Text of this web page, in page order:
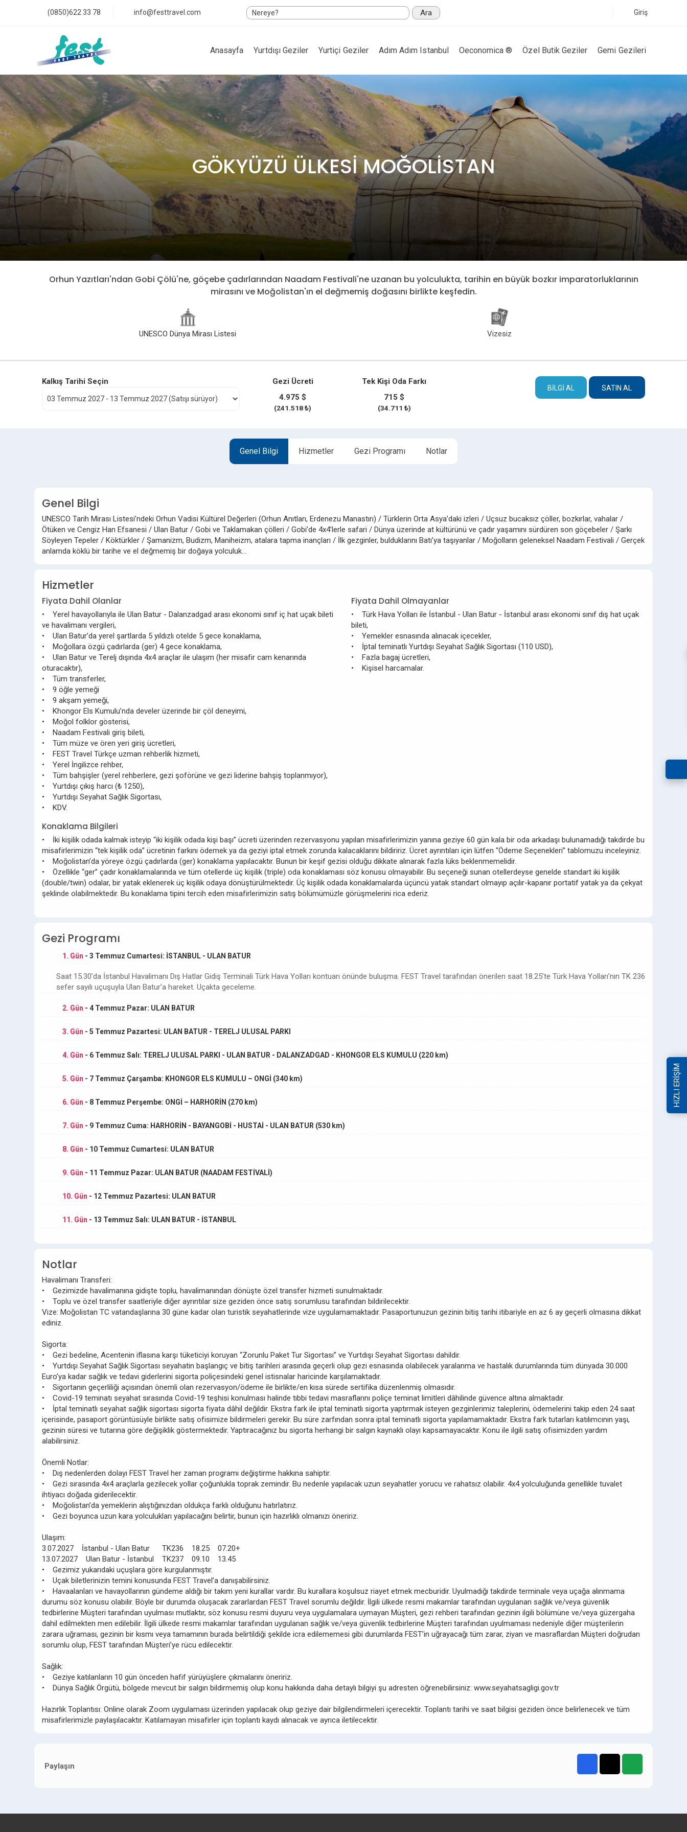
(0850)622 33 78 info@festtravel.com Ara Giriş
Anasayfa Yurtdışı Geziler Yurtiçi Geziler Adım Adım Istanbul Oeconomica ® Özel Butik Geziler Gemi Gezileri
GÖKYÜZÜ ÜLKESİ MOĞOLİSTAN
Orhun Yazıtları'ndan Gobi Çölü'ne, göçebe çadırlarından Naadam Festivali'ne uzanan bu yolculukta, tarihin en büyük bozkır imparatorluklarının
mirasını ve Moğolistan'ın el değmemiş doğasını birlikte keşfedin.
UNESCO Dünya Mirası Listesi Vizesiz
Kalkış Tarihi Seçin
Gezi Ücreti
4.975 $
(241.518 ₺)
Tek Kişi Oda Farkı
715 $
(34.711 ₺)
BILGI AL SATIN AL
Genel Bilgi Hizmetler Gezi Programı Notlar
Genel Bilgi
UNESCO Tarih Mirası Listesi’ndeki Orhun Vadisi Kültürel Değerleri (Orhun Anıtları, Erdenezu Manastırı) / Türklerin Orta Asya’daki izleri / Uçsuz bucaksız çöller, bozkırlar, vahalar /
Ötüken ve Cengiz Han Efsanesi / Ulan Batur / Gobi ve Taklamakan çölleri / Gobi’de 4x4’lerle safari / Dünya üzerinde at kültürünü ve çadır yaşamını sürdüren son göçebeler / Şarkı
Söyleyen Tepeler / Köktürkler / Şamanizm, Budizm, Maniheizm, atalara tapma inançları / İlk gezginler, bulduklarını Batı’ya taşıyanlar / Moğolların geleneksel Naadam Festivali / Gerçek
anlamda köklü bir tarihe ve el değmemiş bir doğaya yolculuk…
Hizmetler
Fiyata Dahil Olanlar
• Yerel havayollarıyla ile Ulan Batur - Dalanzadgad arası ekonomi sınıf iç hat uçak bileti
ve havalimanı vergileri,
• Ulan Batur’da yerel şartlarda 5 yıldızlı otelde 5 gece konaklama,
• Moğollara özgü çadırlarda (ger) 4 gece konaklama,
• Ulan Batur ve Terelj dışında 4x4 araçlar ile ulaşım (her misafir cam kenarında
oturacaktır),
• Tüm transferler,
• 9 öğle yemeği
• 9 akşam yemeği,
• Khongor Els Kumulu’nda develer üzerinde bir çöl deneyimi,
• Moğol folklor gösterisi,
• Naadam Festivali giriş bileti,
• Tüm müze ve ören yeri giriş ücretleri,
• FEST Travel Türkçe uzman rehberlik hizmeti,
• Yerel İngilizce rehber,
• Tüm bahşişler (yerel rehberlere, gezi şoförüne ve gezi liderine bahşiş toplanmıyor),
• Yurtdışı çıkış harcı (₺ 1250),
• Yurtdışı Seyahat Sağlık Sigortası,
• KDV.
Fiyata Dahil Olmayanlar
• Türk Hava Yolları ile İstanbul - Ulan Batur - İstanbul arası ekonomi sınıf dış hat uçak
bileti,
• Yemekler esnasında alınacak içecekler,
• İptal teminatlı Yurtdışı Seyahat Sağlık Sigortası (110 USD),
• Fazla bagaj ücretleri,
• Kişisel harcamalar.
Konaklama Bilgileri
• İki kişilik odada kalmak isteyip “iki kişilik odada kişi başı” ücreti üzerinden rezervasyonu yapılan misafirlerimizin yanına geziye 60 gün kala bir oda arkadaşı bulunamadığı takdirde bu
misafirlerimizin “tek kişilik oda” ücretinin farkını ödemek ya da geziyi iptal etmek zorunda kalacaklarını bildiririz. Ücret ayrıntıları için lütfen “Ödeme Seçenekleri” tablomuzu inceleyiniz.
• Moğolistan’da yöreye özgü çadırlarda (ger) konaklama yapılacaktır. Bunun bir keşif gezisi olduğu dikkate alınarak fazla lüks beklenmemelidir.
• Özellikle “ger” çadır konaklamalarında ve tüm otellerde üç kişilik (triple) oda konaklaması söz konusu olmayabilir. Bu seçeneği sunan otellerdeyse genelde standart iki kişilik
(double/twin) odalar, bir yatak eklenerek üç kişilik odaya dönüştürülmektedir. Üç kişilik odada konaklamalarda üçüncü yatak standart olmayıp açılır-kapanır portatif yatak ya da çekyat
şeklinde olabilmektedir. Bu konaklama tipini tercih eden misafirlerimizin satış bölümümüzle görüşmelerini rica ederiz.
Gezi Programı
1. Gün - 3 Temmuz Cumartesi: İSTANBUL - ULAN BATUR
Saat 15.30’da İstanbul Havalimanı Dış Hatlar Gidiş Terminali Türk Hava Yolları kontuarı önünde buluşma. FEST Travel tarafından önerilen saat 18.25’te Türk Hava Yolları’nın TK 236
sefer sayılı uçuşuyla Ulan Batur’a hareket. Uçakta geceleme.
2. Gün - 4 Temmuz Pazar: ULAN BATUR
3. Gün - 5 Temmuz Pazartesi: ULAN BATUR - TERELJ ULUSAL PARKI
4. Gün - 6 Temmuz Salı: TERELJ ULUSAL PARKI - ULAN BATUR - DALANZADGAD - KHONGOR ELS KUMULU (220 km)
5. Gün - 7 Temmuz Çarşamba: KHONGOR ELS KUMULU – ONGİ (340 km)
6. Gün - 8 Temmuz Perşembe: ONGİ – HARHORİN (270 km)
7. Gün - 9 Temmuz Cuma: HARHORİN - BAYANGOBİ - HUSTAİ - ULAN BATUR (530 km)
8. Gün - 10 Temmuz Cumartesi: ULAN BATUR
9. Gün - 11 Temmuz Pazar: ULAN BATUR (NAADAM FESTİVALİ)
10. Gün - 12 Temmuz Pazartesi: ULAN BATUR
11. Gün - 13 Temmuz Salı: ULAN BATUR - İSTANBUL
Notlar
Havalimanı Transferi:
• Gezimizde havalimanına gidişte toplu, havalimanından dönüşte özel transfer hizmeti sunulmaktadır.
• Toplu ve özel transfer saatleriyle diğer ayrıntılar size geziden önce satış sorumlusu tarafından bildirilecektir.
Vize: Moğolistan TC vatandaşlarına 30 güne kadar olan turistik seyahatlerinde vize uygulamamaktadır. Pasaportunuzun gezinin bitiş tarihi itibariyle en az 6 ay geçerli olmasına dikkat
ediniz.
Sigorta:
• Gezi bedeline, Acentenin iflasına karşı tüketiciyi koruyan “Zorunlu Paket Tur Sigortası” ve Yurtdışı Seyahat Sigortası dahildir.
• Yurtdışı Seyahat Sağlık Sigortası seyahatin başlangıç ve bitiş tarihleri arasında geçerli olup gezi esnasında olabilecek yaralanma ve hastalık durumlarında tüm dünyada 30.000
Euro’ya kadar sağlık ve tedavi giderlerini sigorta poliçesindeki genel istisnalar haricinde karşılamaktadır.
• Sigortanın geçerliliği açısından önemli olan rezervasyon/ödeme ile birlikte/en kısa sürede sertifika düzenlenmiş olmasıdır.
• Covid-19 teminatı seyahat sırasında Covid-19 teşhisi konulması halinde tıbbi tedavi masraflarını poliçe teminat limitleri dâhilinde güvence altına almaktadır.
• İptal teminatlı seyahat sağlık sigortası sigorta fiyata dâhil değildir. Ekstra fark ile iptal teminatlı sigorta yaptırmak isteyen gezginlerimiz taleplerini, ödemelerini takip eden 24 saat
içerisinde, pasaport görüntüsüyle birlikte satış ofisimize bildirmeleri gerekir. Bu süre zarfından sonra iptal teminatlı sigorta yapılamamaktadır. Ekstra fark tutarları katılımcının yaşı,
gezinin süresi ve tutarına göre değişiklik göstermektedir. Yaptıracağınız bu sigorta herhangi bir salgın kaynaklı olayı kapsamayacaktır. Konu ile ilgili satış ofisimizden yardım
alabilirsiniz.
Önemli Notlar:
• Dış nedenlerden dolayı FEST Travel her zaman programı değiştirme hakkına sahiptir.
• Gezi sırasında 4x4 araçlarla gezilecek yollar çoğunlukla toprak zemindir. Bu nedenle yapılacak uzun seyahatler yorucu ve rahatsız olabilir. 4x4 yolculuğunda genellikle tuvalet
ihtiyacı doğada giderilecektir.
• Moğolistan’da yemeklerin alıştığınızdan oldukça farklı olduğunu hatırlatırız.
• Gezi boyunca uzun kara yolculukları yapılacağını belirtir, bunun için hazırlıklı olmanızı öneririz.
Ulaşım:
3.07.2027 İstanbul - Ulan Batur TK236 18.25 07.20+
13.07.2027 Ulan Batur - İstanbul TK237 09.10 13.45
• Gezimiz yukarıdaki uçuşlara göre kurgulanmıştır.
• Uçak biletlerinizin temini konusunda FEST Travel’a danışabilirsiniz.
• Havaalanları ve havayollarının gündeme aldığı bir takım yeni kurallar vardır. Bu kurallara koşulsuz riayet etmek mecburidir. Uyulmadığı takdirde terminale veya uçağa alınmama
durumu söz konusu olabilir. Böyle bir durumda oluşacak zararlardan FEST Travel sorumlu değildir. İlgili ülkede resmi makamlar tarafından uygulanan sağlık ve/veya güvenlik
tedbirlerine Müşteri tarafından uyulması mutlaktır, söz konusu resmi duyuru veya uygulamalara uymayan Müşteri, gezi rehberi tarafından gezinin ilgili bölümüne ve/veya güzergaha
dahil edilmekten men edilebilir. İlgili ülkede resmi makamlar tarafından uygulanan sağlık ve/veya güvenlik tedbirlerine Müşteri tarafından uyulmaması nedeniyle diğer müşterilerin
zarara uğraması, gezinin bir kısmı veya tamamının burada belirtildiği şekilde icra edilememesi gibi durumlarda FEST’in uğrayacağı tüm zarar, ziyan ve masraflardan Müşteri doğrudan
sorumlu olup, FEST tarafından Müşteri’ye rücu edilecektir.
Sağlık:
• Geziye katılanların 10 gün önceden hafif yürüyüşlere çıkmalarını öneririz.
• Dünya Sağlık Örgütü, bölgede mevcut bir salgın bildirmemiş olup konu hakkında daha detaylı bilgiyi şu adresten öğrenebilirsiniz: www.seyahatsagligi.gov.tr
Hazırlık Toplantısı: Online olarak Zoom uygulaması üzerinden yapılacak olup geziye dair bilgilendirmeleri içerecektir. Toplantı tarihi ve saat bilgisi geziden önce belirlenecek ve tüm
misafirlerimizle paylaşılacaktır. Katılamayan misafirler için toplantı kaydı alınacak ve ayrıca iletilecektir.
Paylaşın
HIZLI ERİŞİM